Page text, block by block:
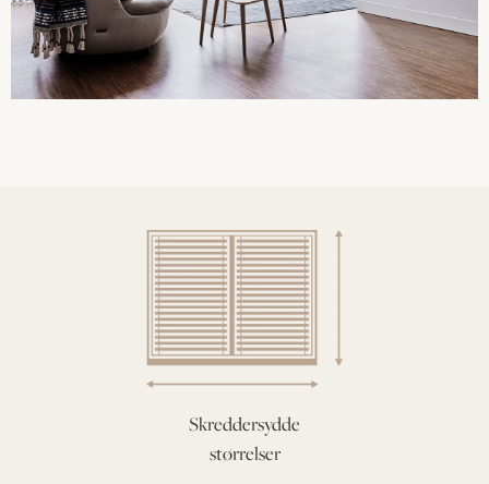
Skreddersydde
størrelser